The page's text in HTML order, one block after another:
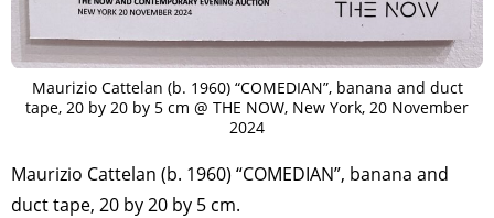
Maurizio Cattelan (b. 1960) “COMEDIAN”, banana and duct
tape, 20 by 20 by 5 cm @ THE NOW, New York, 20 November
2024
Maurizio Cattelan (b. 1960) “COMEDIAN”, banana and
duct tape, 20 by 20 by 5 cm.